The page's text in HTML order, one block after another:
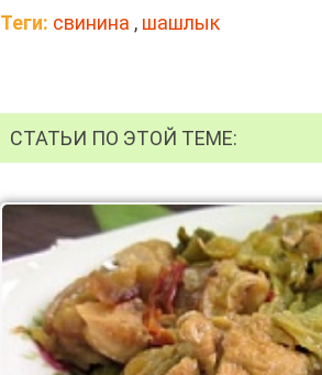
Теги: свинина , шашлык
СТАТЬИ ПО ЭТОЙ ТЕМЕ: